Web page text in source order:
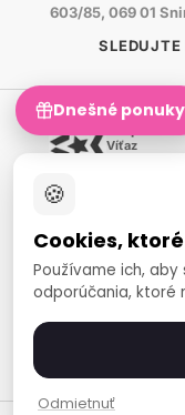
603/85, 069 01
SLEDUJTE
Shoproku
Víťaz
🍪
Cookies,
Používame ich,
odporúčania, ktoré
Odmietnuť
Dnešné ponuky